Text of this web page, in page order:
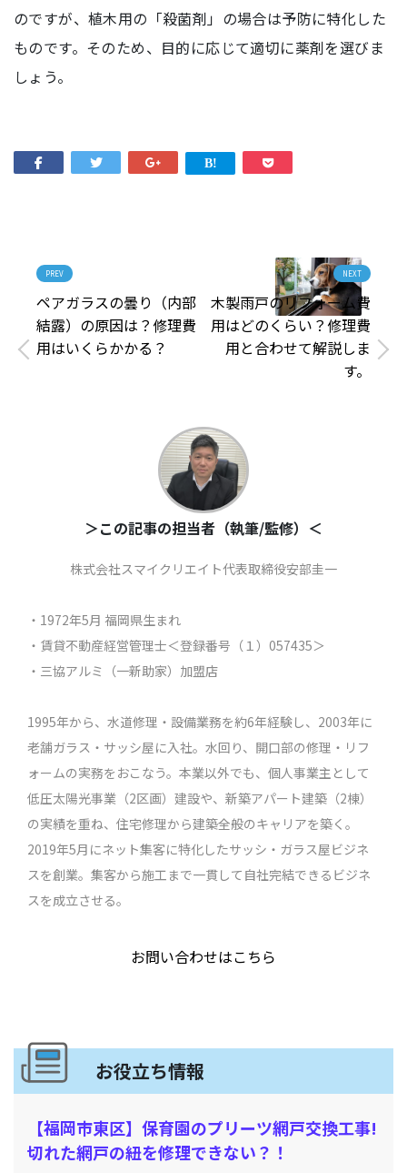
のですが、植木用の「殺菌剤」の場合は予防に特化した
ものです。そのため、目的に応じて適切に薬剤を選びま
しょう。
PREV
ペアガラスの曇り（内部
結露）の原因は？修理費
用はいくらかかる？
NEXT
木製雨戸のリフォーム費
用はどのくらい？修理費
用と合わせて解説しま
す。
＞この記事の担当者（執筆/監修）＜
株式会社スマイクリエイト代表取締役安部圭一
・1972年5月 福岡県生まれ
・賃貸不動産経営管理士＜登録番号（１）057435＞
・三協アルミ（一新助家）加盟店
1995年から、水道修理・設備業務を約6年経験し、2003年に
老舗ガラス・サッシ屋に入社。水回り、開口部の修理・リフ
ォームの実務をおこなう。本業以外でも、個人事業主として
低圧太陽光事業（2区画）建設や、新築アパート建築（2棟）
の実績を重ね、住宅修理から建築全般のキャリアを築く。
2019年5月にネット集客に特化したサッシ・ガラス屋ビジネ
スを創業。集客から施工まで一貫して自社完結できるビジネ
スを成立させる。
お問い合わせはこちら
お役立ち情報
【福岡市東区】保育園のプリーツ網戸交換工事!
切れた網戸の紐を修理できない？！